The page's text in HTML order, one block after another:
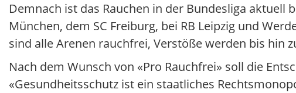
Demnach ist das Rauchen in der Bundesliga aktuell
München, dem SC Freiburg, bei RB Leipzig und
sind alle Arenen rauchfrei, Verstöße werden bis hin
Nach dem Wunsch von «Pro Rauchfrei» soll die
«Gesundheitsschutz ist ein staatliches